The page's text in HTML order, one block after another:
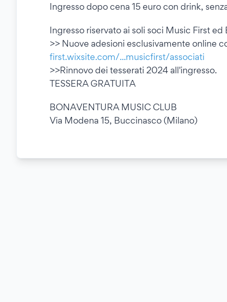
Ingresso dopo cena 15 euro con drink,
Ingresso riservato ai soli soci Music First ed
>> Nuove adesioni esclusivamente online
first.wixsite.com/...musicfirst/associati
>>Rinnovo dei tesserati 2024 all'ingresso.
TESSERA GRATUITA
BONAVENTURA MUSIC CLUB
Via Modena 15, Buccinasco (Milano)